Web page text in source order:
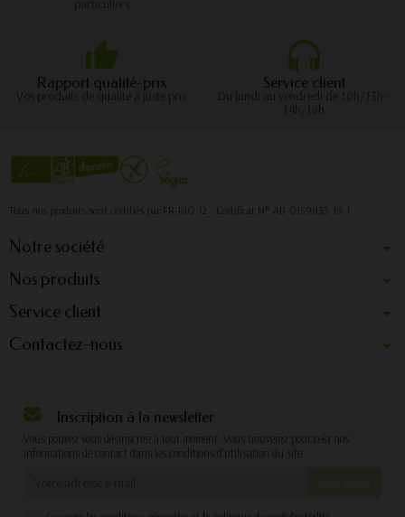
Rapport qualité-prix
Vos produits de qualité à juste prix
Service client
Tous nos produits sont certifiés par FR-BIO 12 - Certificat N° AB-0159833-18-1
Notre société
Nos produits
Service client
Contactez-nous
Inscription à la newsletter
Vous pouvez vous désinscrire à tout moment. Vous trouverez pour cela nos
informations de contact dans les conditions d'utilisation du site.